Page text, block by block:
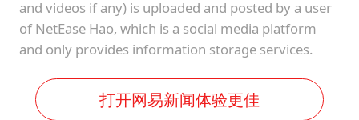
and videos if any) is uploaded and posted by a user
of NetEase Hao, which is a social media platform
and only provides information storage services.
打开网易新闻体验更佳